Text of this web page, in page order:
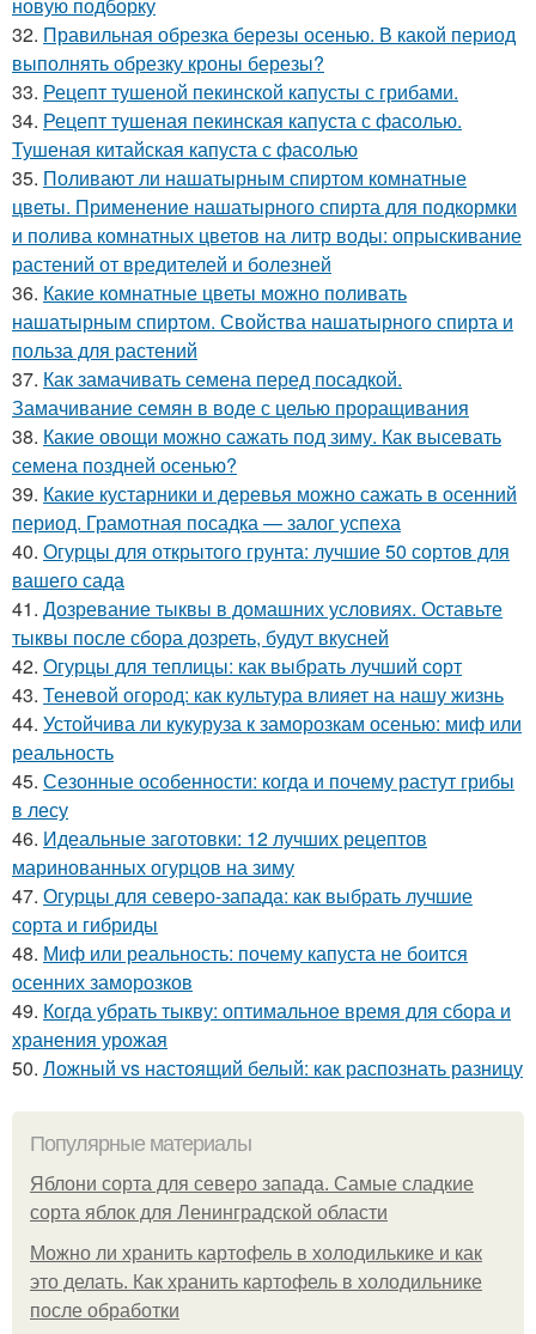
32. Правильная обрезка березы осенью. В какой период
выполнять обрезку кроны березы?
33. Рецепт тушеной пекинской капусты с грибами.
34. Рецепт тушеная пекинская капуста с фасолью.
Тушеная китайская капуста с фасолью
35. Поливают ли нашатырным спиртом комнатные
цветы. Применение нашатырного спирта для подкормки
и полива комнатных цветов на литр воды: опрыскивание
растений от вредителей и болезней
36. Какие комнатные цветы можно поливать
нашатырным спиртом. Свойства нашатырного спирта и
польза для растений
37. Как замачивать семена перед посадкой.
Замачивание семян в воде с целью проращивания
38. Какие овощи можно сажать под зиму. Как высевать
семена поздней осенью?
39. Какие кустарники и деревья можно сажать в осенний
период. Грамотная посадка — залог успеха
40. Огурцы для открытого грунта: лучшие 50 сортов для
вашего сада
41. Дозревание тыквы в домашних условиях. Оставьте
тыквы после сбора дозреть, будут вкусней
42. Огурцы для теплицы: как выбрать лучший сорт
43. Теневой огород: как культура влияет на нашу жизнь
44. Устойчива ли кукуруза к заморозкам осенью: миф или
реальность
45. Сезонные особенности: когда и почему растут грибы
в лесу
46. Идеальные заготовки: 12 лучших рецептов
маринованных огурцов на зиму
47. Огурцы для северо-запада: как выбрать лучшие
сорта и гибриды
48. Миф или реальность: почему капуста не боится
осенних заморозков
49. Когда убрать тыкву: оптимальное время для сбора и
хранения урожая
50. Ложный vs настоящий белый: как распознать разницу
Популярные материалы
Яблони сорта для северо запада. Самые сладкие
сорта яблок для Ленинградской области
Можно ли хранить картофель в холодилькике и как
это делать. Как хранить картофель в холодильнике
после обработки